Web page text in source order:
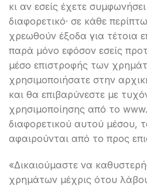
κι αν εσείς έχετε
διαφορετικό· σε κάθε
χρεωθούν έξοδα για τέτοια
παρά μόνο εφόσον εσείς
μέσο επιστροφής των
χρησιμοποιήσατε στην
και θα επιβαρύνεστε με
χρησιμοποίησης από το
διαφορετικού αυτού μέσου,
αφαιρούνται από το προς
«Δικαιούμαστε να
χρημάτων μέχρις ότου